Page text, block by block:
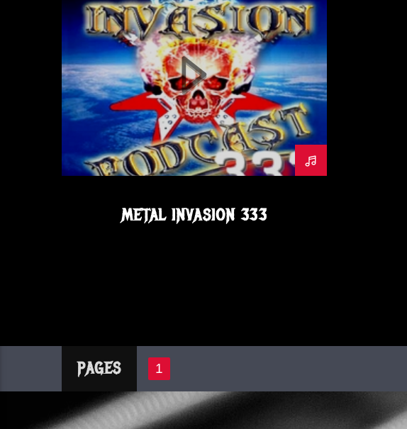
JEFF SCOTT SOTO LETHVM METAL
METAL INVASION PODCAST
METALINVASION NOVEMBRE
OLD N GLAM PODCAST SORCERER
SOYUZ BEART SPARZANZA
THE CRUCIFIER VOICE
METAL INVASION 333
PAGES 1